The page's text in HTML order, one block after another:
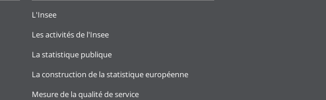
L'Insee
Les activités de l'Insee
La statistique publique
La construction de la statistique européenne
Mesure de la qualité de service